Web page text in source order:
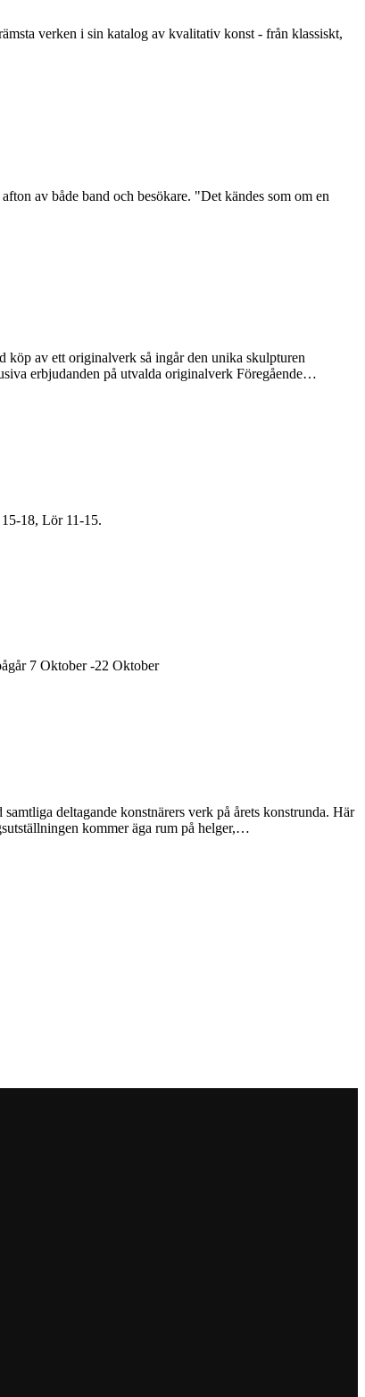
verken i sin katalog av kvalitativ konst - från klassiskt,
av både band och besökare. "Det kändes som om en
av ett originalverk så ingår den unika skulpturen
erbjudanden på utvalda originalverk Föregående…
18, Lör 11-15.
7 Oktober -22 Oktober
deltagande konstnärers verk på årets konstrunda. Här
kommer äga rum på helger,…